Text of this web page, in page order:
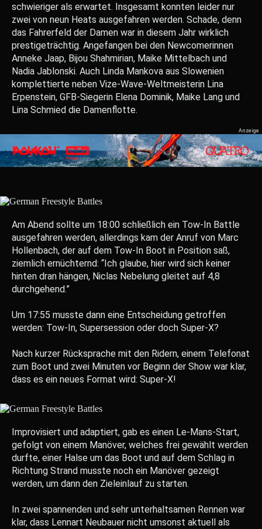
schwieriger als erwartet. Insgesamt konnten leider nur
zwei von neun Heats ausgefahren werden. Schade, denn
das Fahrerfeld der Damen war in diesem Jahr wirklich
prestigeträchtig. Angefangen bei den Newcomerinnen
Anneke Jaap, Bijou Shahmirian, Maike Mittelbach und
Nadia Jablonski. Auch Linda Mankova aus Slowenien
komplettierte neben Vize-Wave-Weltmeisterin Lina
Erpenstein, GFB-Siegerin Elena Dominik, Maike Lang und
Lina Schmied die Damenflotte.
Am Abend sollte um 18:00 schließlich ein Tow-In Battle
ausgefahren werden, allerdings kam der Anruf von Marc
Hollenbach, der auf dem Tow-In Boot in Position saß,
ziemlich ernüchternd: “Ich glaube, hier wird sich keiner
hinten dran hängen, Niclas Nebelung gleitet auf 4,8
durchgehend.”
Um 17:55 musste dann eine Entscheidung getroffen
werden: Tow-In, Supersession oder doch Super-X?
Nach kurzer Rücksprache mit den Ridern, einem Telefonat
zum Boot und zwei Minuten vor Beginn der Show war klar,
dass es ein neues Format wird: Super-X!
Improvisiert und adaptiert, gab es einen Le-Mans-Start,
gefolgt von einem Manöver, welches frei gewählt werden
durfte, einer Halse um das Boot und auf dem Schlag in
Richtung Strand musste noch ein Manöver gezeigt
werden, um dann den Zieleinlauf zu starten.
In zwei spannenden und sehr unterhaltsamen Rennen war
klar, dass Lennart Neubauer nicht umsonst aktuell als